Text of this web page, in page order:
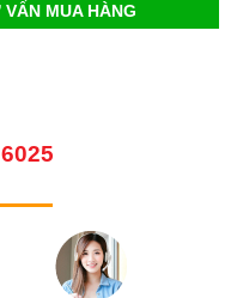
MUA HÀNG